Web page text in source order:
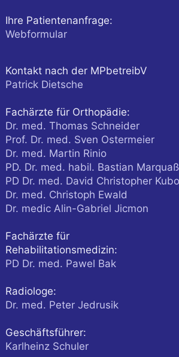
Ihre Patientenanfrage:
Webformular
Kontakt nach der MPbetreibV
Patrick Dietsche
Fachärzte für Orthopädie:
Dr. med. Thomas Schneider
Prof. Dr. med. Sven Ostermeier
Dr. med. Martin Rinio
PD. Dr. med. habil. Bastian Marquaß
PD Dr. med. David Christopher
Dr. med. Christoph Ewald
Dr. medic Alin-Gabriel Jicmon
Fachärzte für
Rehabilitationsmedizin:
PD Dr. med. Pawel Bak
Radiologe:
Dr. med. Peter Jedrusik
Geschäftsführer:
Karlheinz Schuler